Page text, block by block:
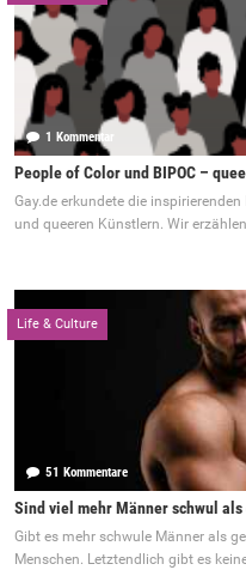
1 Kommentar
People of Color und BIPOC –
Gay.de erkundete die
und queeren Künstlern. Wir
Life & Culture
51 Kommentare
Sind viel mehr Männer schwul als
Gibt es mehr schwule Männer als
Menschen. Letztendlich gibt es